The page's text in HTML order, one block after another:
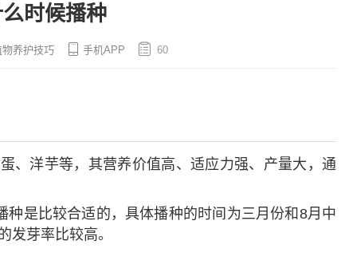
时候播种
物养护技巧 手机APP 60
、洋芋等，其营养价值高、适应力强、产量大，通
是比较合适的，具体播种的时间为三月份和8月中
发芽率比较高。